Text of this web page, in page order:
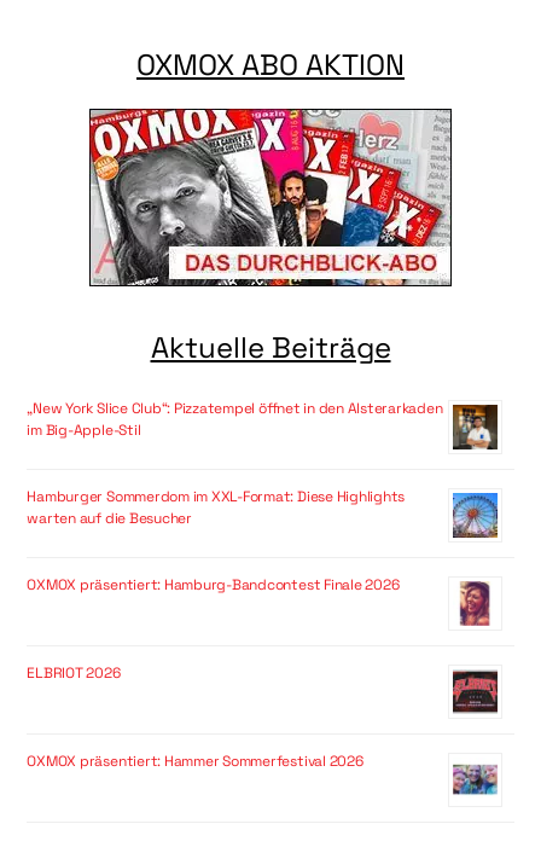
OXMOX ABO AKTION
Aktuelle Beiträge
„New York Slice Club“: Pizzatempel öffnet in den Alsterarkaden
im Big-Apple-Stil
Hamburger Sommerdom im XXL-Format: Diese Highlights
warten auf die Besucher
OXMOX präsentiert: Hamburg-Bandcontest Finale 2026
ELBRIOT 2026
OXMOX präsentiert: Hammer Sommerfestival 2026